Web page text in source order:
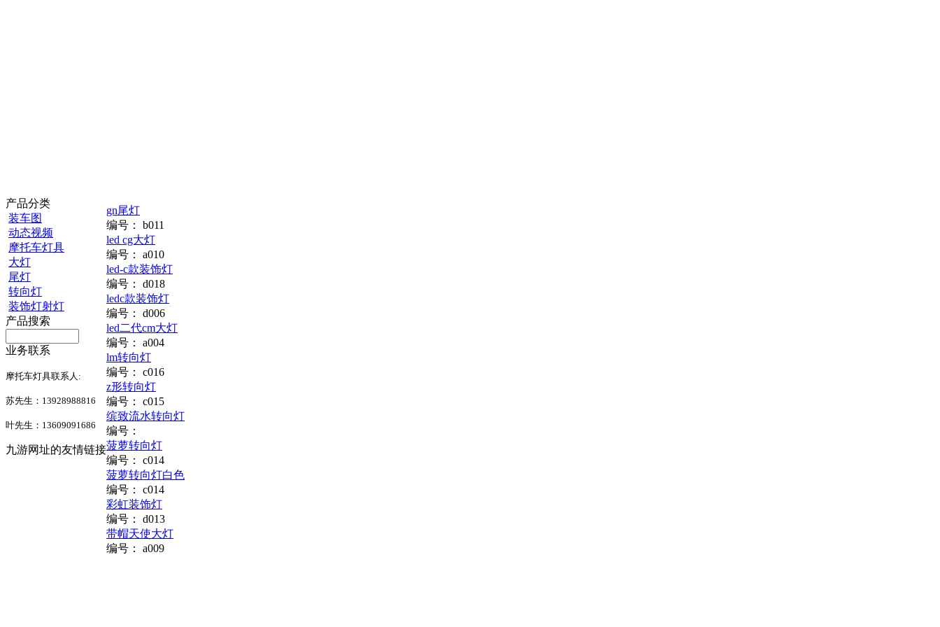
产品分类
装车图
动态视频
摩托车灯具
大灯
尾灯
转向灯
装饰灯射灯
产品搜索
业务联系
摩托车灯具联系人:
苏先生：13928988816
叶先生：13609091686
九游网址的友情链接
gn尾灯
编号：
b011
led cg大灯
编号：
a010
led-c款装饰灯
编号：
d018
ledc款装饰灯
编号：
d006
led二代cm大灯
编号：
a004
lm转向灯
编号：
c016
z形转向灯
编号：
c015
缤致流水转向灯
编号：
菠萝转向灯
编号：
c014
菠萝转向灯白色
编号：
c014
彩虹装饰灯
编号：
d013
带帽天使大灯
编号：
a009